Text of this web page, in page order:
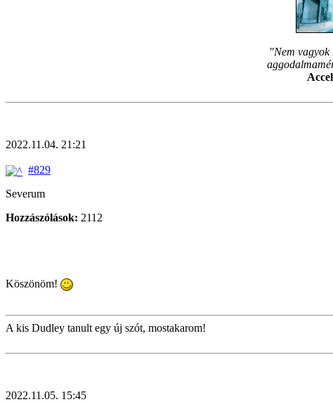
"Nem vagyok
2022.11.04. 21:21
#829
Severum
Hozzászólások: 2112
Köszönöm!
A kis Dudley tanult egy új szót, mostakarom!
2022.11.05. 15:45